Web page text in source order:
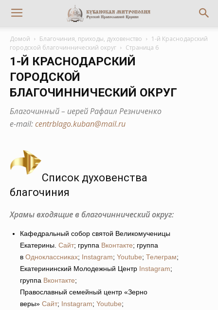
Домой Благочиния, приходы, духовенство
1-й Краснодарский
городской благочиннический округ
Страница 6
1-Й КРАСНОДАРСКИЙ
ГОРОДСКОЙ
БЛАГОЧИННИЧЕСКИЙ ОКРУГ
Благочинный – иерей Рафаил Резниченко
е-mail:centrblago.kuban@mail.ru
Список духовенства
благочиния
Храмы входящие в благочиннический округ:
Кафедральный собор святой Великомученицы
Екатерины. Сайт; группа Вконтакте; группа
в Одноклассниках; Instagram; Youtube; Телеграм;
Екатерининский Молодежный Центр Instagram;
группа Вконтакте;
Православный семейный центр «Зерно
веры» Сайт; Instagram; Youtube;